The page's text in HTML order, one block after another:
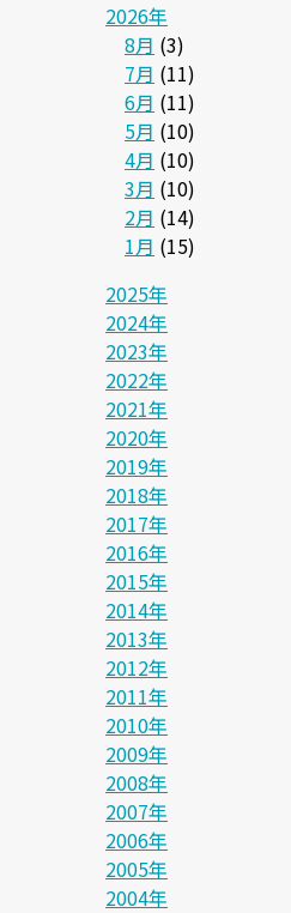
2026年
8月 (3)
7月 (11)
6月 (11)
5月 (10)
4月 (10)
3月 (10)
2月 (14)
1月 (15)
2025年
2024年
2023年
2022年
2021年
2020年
2019年
2018年
2017年
2016年
2015年
2014年
2013年
2012年
2011年
2010年
2009年
2008年
2007年
2006年
2005年
2004年